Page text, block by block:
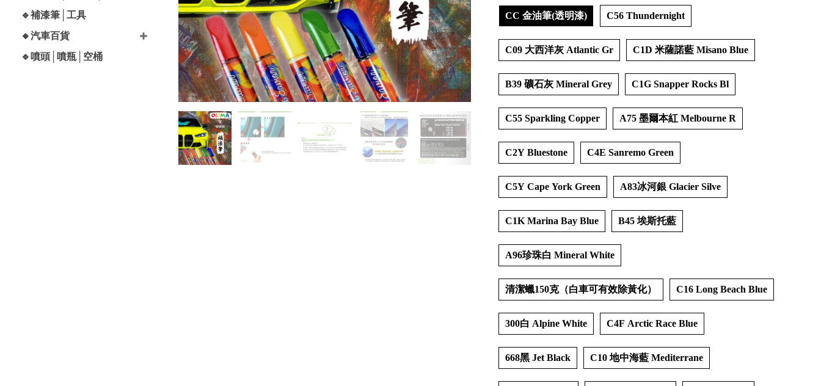
🔹補漆筆│工具
🔸汽車百貨
🔹噴頭│噴瓶│空桶
CC 金油筆(透明漆) C56 Thundernight
C09 大西洋灰 Atlantic Gr C1D 米薩諾藍 Misano Blue
B39 礦石灰 Mineral Grey C1G Snapper Rocks Bl
C55 Sparkling Copper A75 墨爾本紅 Melbourne R
C2Y Bluestone C4E Sanremo Green
C5Y Cape York Green A83冰河銀 Glacier Silve
C1K Marina Bay Blue B45 埃斯托藍
A96珍珠白 Mineral White
清潔蠟150克（白車可有效除黃化） C16 Long Beach Blue
300白 Alpine White C4F Arctic Race Blue
668黑 Jet Black C10 地中海藍 Mediterrane